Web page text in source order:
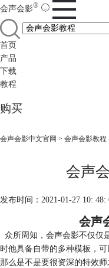
会声会影®
首页
产品
下载
教程
购买
会声会影中文官网 > 会声会影教程
会声
发布时间：2021-01-27 10: 48:
会声
众所周知，会声会影不仅仅
时他具备自带的多种模板，
那么是不是要很资深的特效